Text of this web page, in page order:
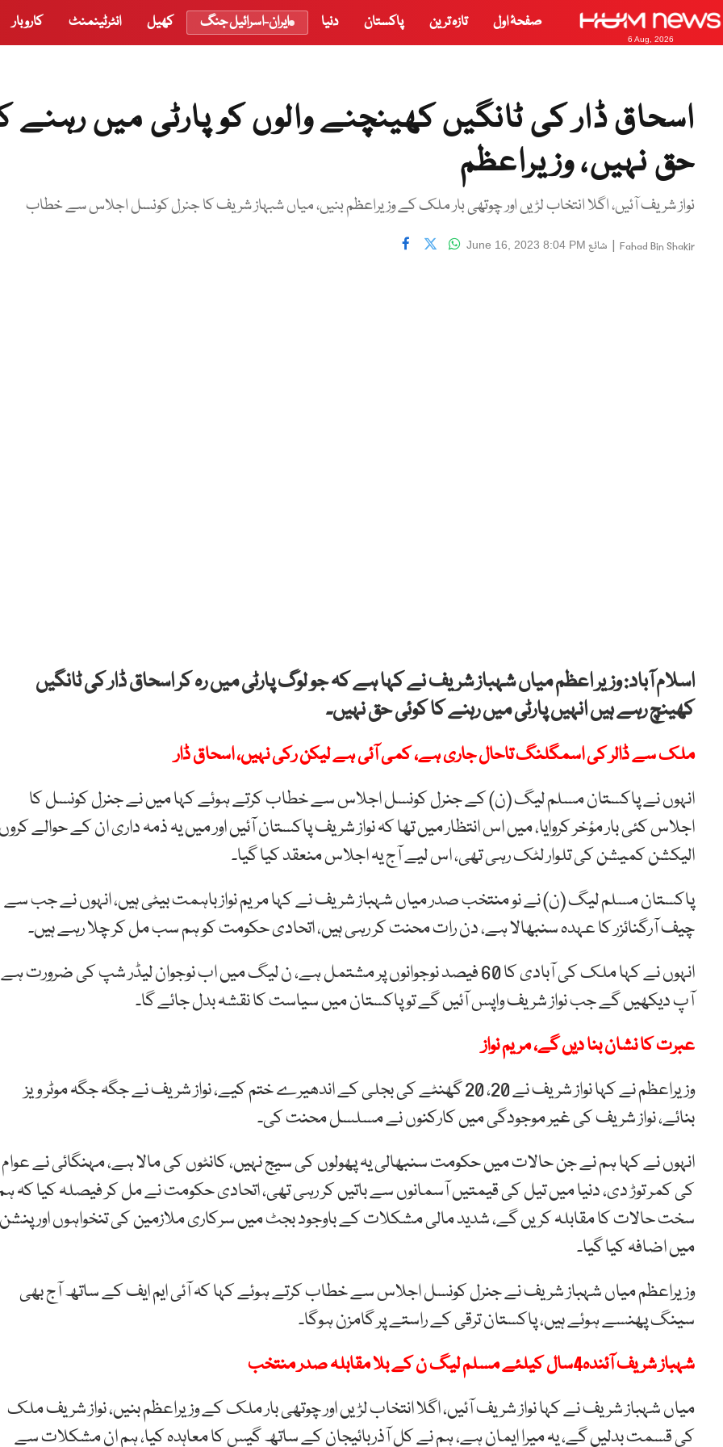
6 Aug, 2026
صفحۂ اول تازہ ترین پاکستان دنیا ایران-اسرائیل جنگ کھیل انٹرٹینمنٹ کاروبار
اسحاق ڈار کی ٹانگیں کھینچنے والوں کو پارٹی میں رہنے
حق نہیں، وزیراعظم
نواز شریف آئیں، اگلا انتخاب لڑیں اور چوتھی بار ملک کے وزیراعظم بنیں، میاں شبہاز شریف کا جنرل کونسل اجلاس سے خطاب
Fahad Bin Shakir
| شائع June 16, 2023 8:04 PM
اسلام آباد: وزیر اعظم میاں شہباز شریف نے کہا ہے کہ جو لوگ پارٹی میں رہ کر اسحاق ڈار کی ٹانگیں
کھینچ رہے ہیں انہیں پارٹی میں رہنے کا کوئی حق نہیں۔
ملک سے ڈالر کی اسمگلنگ تاحال جاری ہے، کمی آئی ہے لیکن رکی نہیں، اسحاق ڈار
انہوں نے پاکستان مسلم لیگ (ن) کے جنرل کونسل اجلاس سے خطاب کرتے ہوئے کہا میں نے جنرل کونسل کا
اجلاس کئی بار مؤخر کروایا، میں اس انتظار میں تھا کہ نواز شریف پاکستان آئیں اور میں یہ ذمہ داری ان کے حوالے
الیکشن کمیشن کی تلوار لٹک رہی تھی، اس لیے آج یہ اجلاس منعقد کیا گیا۔
پاکستان مسلم لیگ (ن) نے نو منتخب صدر میاں شہباز شریف نے کہا مریم نواز باہمت بیٹی ہیں، انہوں نے جب سے
چیف آرگنائزر کا عہدہ سنبھالا ہے، دن رات محنت کر رہی ہیں، اتحادی حکومت کو ہم سب مل کر چلا رہے ہیں۔
انہوں نے کہا ملک کی آبادی کا 60 فیصد نوجوانوں پر مشتمل ہے، ن لیگ میں اب نوجوان لیڈر شپ کی ضرورت
آپ دیکھیں گے جب نواز شریف واپس آئیں گے تو پاکستان میں سیاست کا نقشہ بدل جائے گا۔
عبرت کا نشان بنا دیں گے، مریم نواز
وزیراعظم نے کہا نواز شریف نے 20، 20 گھنٹے کی بجلی کے اندھیرے ختم کیے، نواز شریف نے جگہ جگہ موٹر ویز
بنائے، نواز شریف کی غیر موجودگی میں کارکنوں نے مسلسل محنت کی۔
انہوں نے کہا ہم نے جن حالات میں حکومت سنبھالی یہ پھولوں کی سیج نہیں، کانٹوں کی مالا ہے، مہنگائی نے عوام
کی کمر توڑ دی، دنیا میں تیل کی قیمتیں آسمانوں سے باتیں کر رہی تھی، اتحادی حکومت نے مل کر فیصلہ کیا کہ
سخت حالات کا مقابلہ کریں گے، شدید مالی مشکلات کے باوجود بجٹ میں سرکاری ملازمین کی تنخواہوں اور پنشن
میں اضافہ کیا گیا۔
وزیراعظم میاں شہباز شریف نے جنرل کونسل اجلاس سے خطاب کرتے ہوئے کہا کہ آئی ایم ایف کے ساتھ آج بھی
سینگ پھنسے ہوئے ہیں، پاکستان ترقی کے راستے پر گامزن ہوگا۔
شہباز شریف آئندہ4سال کیلئے مسلم لیگ ن کے بلا مقابلہ صدر منتخب
میاں شہباز شریف نے کہا نواز شریف آئیں، اگلا انتخاب لڑیں اور چوتھی بار ملک کے وزیراعظم بنیں، نواز شریف ملک
کی قسمت بدلیں گے، یہ میرا ایمان ہے، ہم نے کل آذربائیجان کے ساتھ گیس کا معاہدہ کیا، ہم ان مشکلات سے